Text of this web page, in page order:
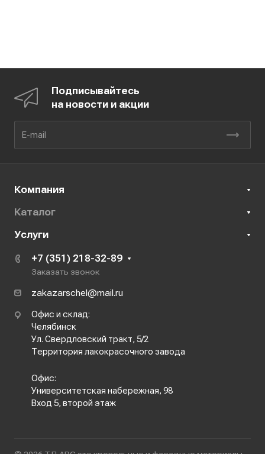
Подписывайтесь
на новости и акции
Компания
Каталог
Услуги
+7 (351) 218-32-89
Заказать звонок
zakazarschel@mail.ru
Офис и склад:
Челябинск
Ул. Свердловский тракт, 5/2
Территория лакокрасочного завода
Офис:
Университетская набережная, 98
Вход 5, второй этаж